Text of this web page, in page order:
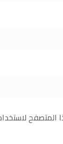
المتصفح